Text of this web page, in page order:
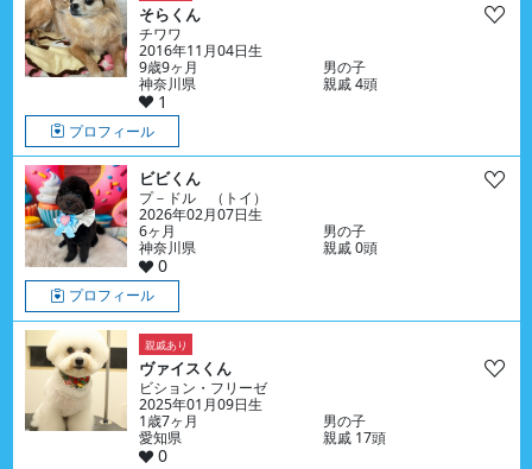
そらくん
チワワ
2016年11月04日生
9歳9ヶ月
男の子
神奈川県
親戚 4頭
1
プロフィール
ビビくん
プ－ドル （トイ）
2026年02月07日生
6ヶ月
男の子
神奈川県
親戚 0頭
0
プロフィール
親戚あり
ヴァイスくん
ビション・フリーゼ
2025年01月09日生
1歳7ヶ月
男の子
愛知県
親戚 17頭
0